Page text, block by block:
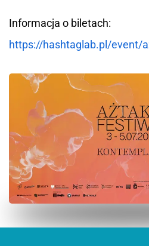
Informacja o biletach:
https://hashtaglab.pl/event/